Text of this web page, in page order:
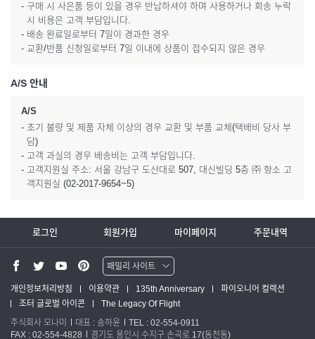
- 구매 시 사은품 등이 있을 경우 반납하셔야 하며 사용하거나 회송 누락
시 비용은 고객 부담입니다.
- 배송 완료일로부터 7일이 경과한 경우
- 교환/반품 신청일로부터 7일 이내에 상품이 접수되지 않은 경우
A/S 안내
A/S
- 초기 불량 및 제품 자체 이상의 경우 교환 및 부품 교체(택배비 당사 부
담)
- 고객 과실의 경우 배송비는 고객 부담입니다.
- 고객지원실 주소: 서울 강남구 도산대로 507, 대신빌딩 5층 ㈜ 항소 고
객지원실 (02-2017-9654~5)
로그인 회원가입 마이페이지 주문내역
패밀리 사이트
워터맨 쇼핑몰
파카 글로벌
개인정보처리방침 이용약관 135th Anniversary
파이오니어 컬렉션
조터 글로벌 아이콘
The Legacy Of Flight
주식회사 모나미
대표 : 송하윤
TEL : 02-554-0911
FAX : 02-554-4828
경기도 용인시 수지구 손곡로 17(동천동)